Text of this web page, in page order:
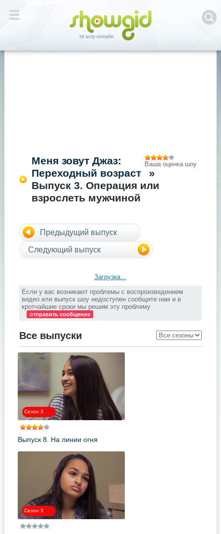
Меня зовут Джаз:
Переходный возраст
»
Выпуск 3. Операция или
взрослеть мужчиной
Ваша оценка шоу
Предыдущий выпуск
Следующий выпуск
Загрузка...
Если у вас возникают проблемы с воспроизведением
видео или выпуск шоу недоступен сообщите нам и в
кротчайшие сроки мы решим эту проблему
отправить сообщение
Все выпуски
Сезон 3
Выпуск 8. На линии огня
Сезон 3